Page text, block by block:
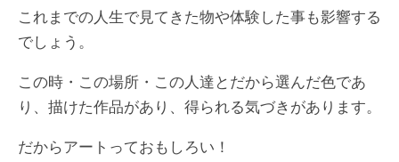
これまでの人生で見てきた物や体験した事も影響する
でしょう。
この時・この場所・この人達とだから選んだ色であ
り、描けた作品があり、得られる気づきがあります。
だからアートっておもしろい！